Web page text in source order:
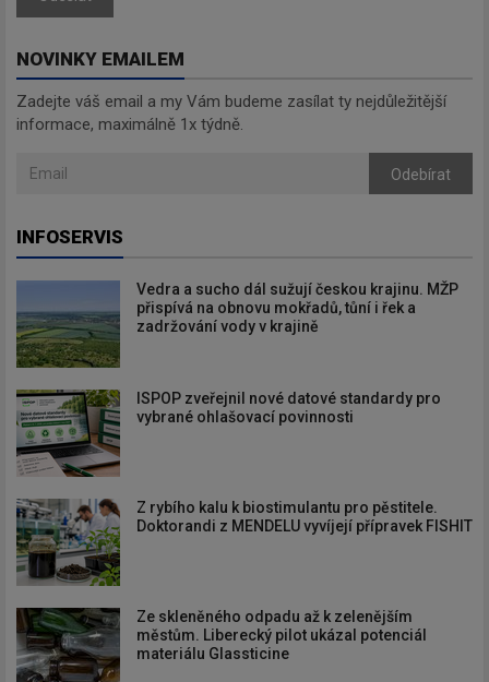
NOVINKY EMAILEM
Zadejte váš email a my Vám budeme zasílat ty nejdůležitější
informace, maximálně 1x týdně.
Odebírat
INFOSERVIS
Vedra a sucho dál sužují českou krajinu. MŽP
přispívá na obnovu mokřadů, tůní i řek a
zadržování vody v krajině
ISPOP zveřejnil nové datové standardy pro
vybrané ohlašovací povinnosti
Z rybího kalu k biostimulantu pro pěstitele.
Doktorandi z MENDELU vyvíjejí přípravek FISHIT
Ze skleněného odpadu až k zelenějším
městům. Liberecký pilot ukázal potenciál
materiálu Glassticine